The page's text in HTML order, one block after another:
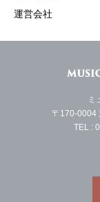
運営会社
ミ
〒170-0004
TEL :